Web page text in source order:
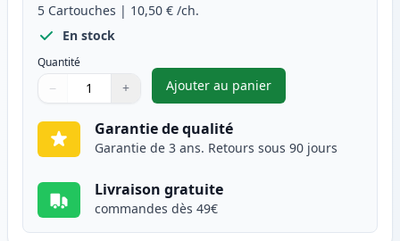
5 Cartouches | 10,50 € /ch.
En stock
Quantité
Quantité
Utilisez les boutons pour ajuster
− +
Quantité
Ajouter au panier
,Pack de 5 Brother LC123
Garantie de qualité
Garantie de 3 ans. Retours sous 90 jours
Livraison gratuite
commandes dès 49€